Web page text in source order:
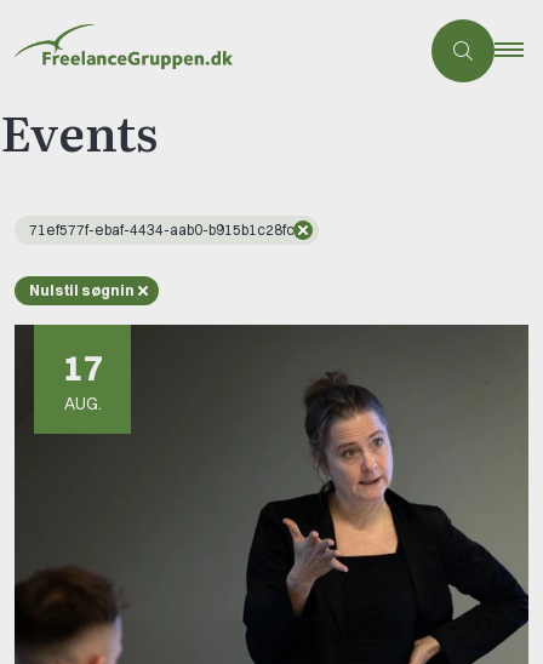
Events
71ef577f-ebaf-4434-aab0-b915b1c28fce
Nulstil søgning
17
AUG.